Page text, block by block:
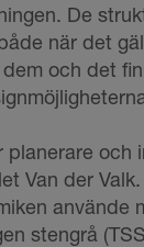
De
när det
och det
planerare och
Van der
använde
stengrå